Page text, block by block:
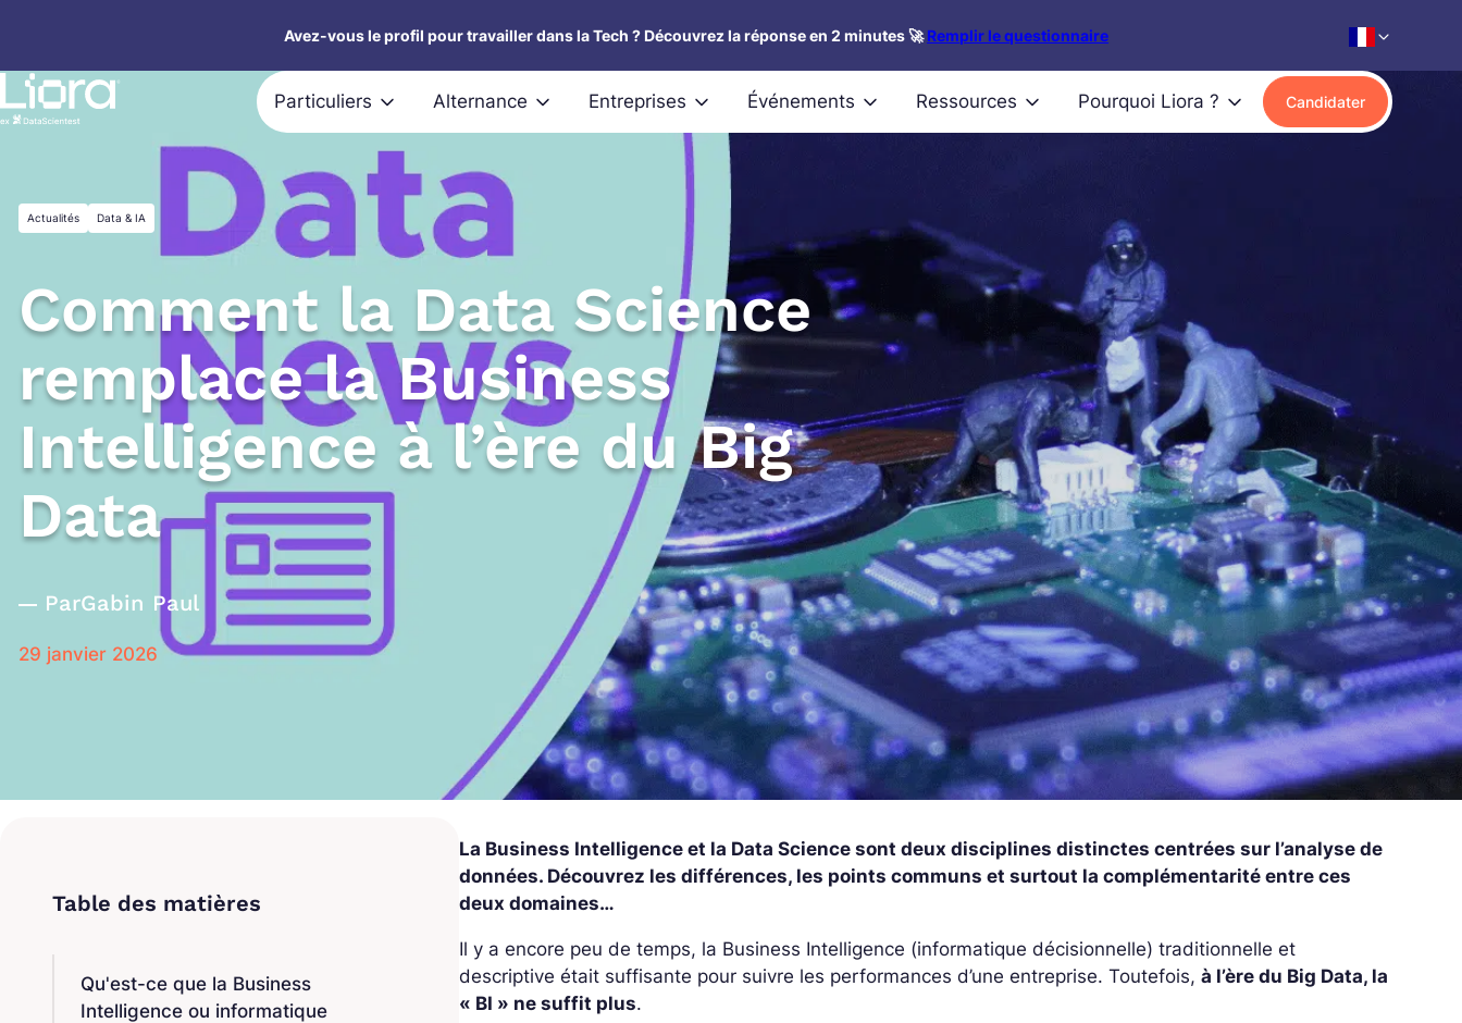
contenu
Avez-vous le profil pour travailler dans la Tech ? Découvrez la réponse en 2 minutes 🚀Remplir le questionnaire
Particuliers Alternance Entreprises Événements Ressources Pourquoi Liora ? Candidater
Actualités Data & IA
Comment la Data Science
remplace la Business
Intelligence à l’ère du Big
Data
ParGabin Paul
29 janvier 2026
Qu'est-ce que la Business
Intelligence ou informatique
La Business Intelligence et la Data Science sont deux disciplines distinctes centrées sur l’analyse de
données. Découvrez les différences, les points communs et surtout la complémentarité entre ces
deux domaines…
Il y a encore peu de temps, la Business Intelligence (informatique décisionnelle) traditionnelle et
descriptive était suffisante pour suivre les performances d’une entreprise. Toutefois,à l’ère du Big Data, la
« BI » ne suffit plus.